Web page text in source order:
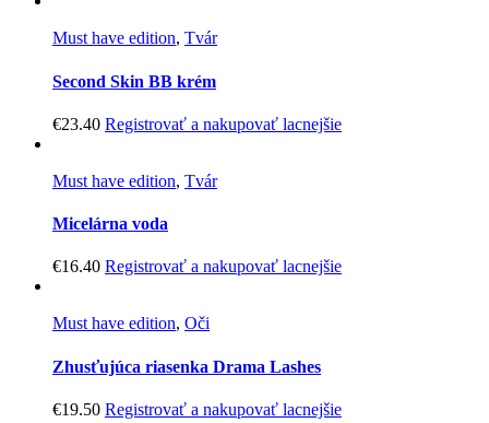
Must have edition, Tvár
Second Skin BB krém
€23.40 Registrovať a nakupovať lacnejšie
Must have edition, Tvár
Micelárna voda
€16.40 Registrovať a nakupovať lacnejšie
Must have edition, Oči
Zhusťujúca riasenka Drama Lashes
€19.50 Registrovať a nakupovať lacnejšie